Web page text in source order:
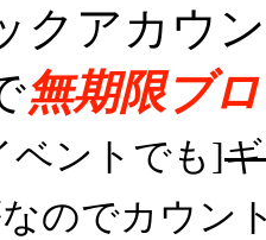
クアカウ
無期限ブ
ベントでも]
のでカウン